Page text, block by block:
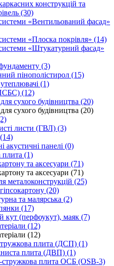
конструкцій та
(30)
системи «Вентильований фасад»
«Плоска покрівля» (14)
системи «Штукатурний фасад»
(3)
пінополістирол (15)
(1)
(12)
сухого будівництва (20)
сухого будівництва (20)
листи (ГВЛ) (3)
акустичні панелі (0)
плита (1)
та аксесуари (71)
та аксесуари (71)
металоконструкцій (25)
(20)
та малярська (2)
(17)
кут (перфоукут), маяк (7)
(12)
(12)
плита (ДСП) (1)
плита (ДВП) (1)
стружкова плита ОСБ (OSB-3)